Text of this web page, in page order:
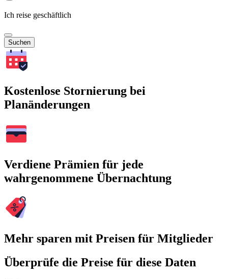
Ich reise geschäftlich
Suchen
Kostenlose Stornierung bei
Planänderungen
Verdiene Prämien für jede
wahrgenommene Übernachtung
Mehr sparen mit Preisen für Mitglieder
Überprüfe die Preise für diese Daten